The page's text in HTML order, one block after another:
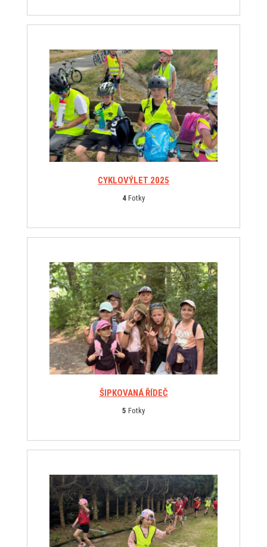
CYKLOVÝLET 2025
4 Fotky
ŠIPKOVANÁ ŘÍDEČ
5 Fotky